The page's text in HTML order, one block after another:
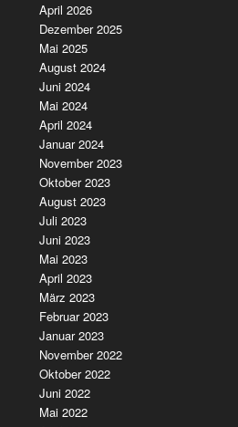
April 2026
Dezember 2025
Mai 2025
August 2024
Juni 2024
Mai 2024
April 2024
Januar 2024
November 2023
Oktober 2023
August 2023
Juli 2023
Juni 2023
Mai 2023
April 2023
März 2023
Februar 2023
Januar 2023
November 2022
Oktober 2022
Juni 2022
Mai 2022